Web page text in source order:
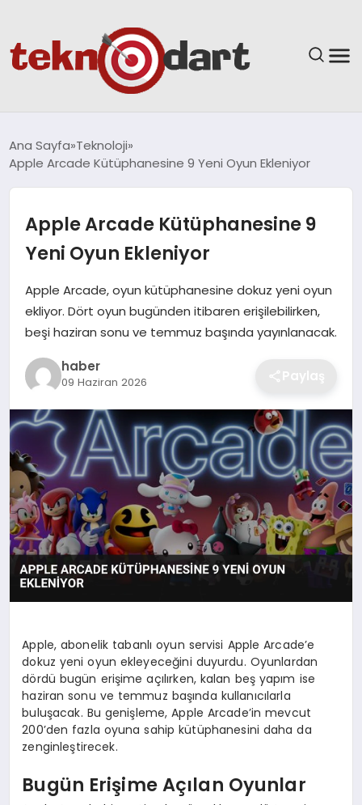
YAŞAM
BILIM & TEKNOLOJI
EĞITIM
GÜNDEM
SPOR
EKONOMI
MAGAZIN
OTOMOBIL
TEKNOLOJI
Ana Sayfa Teknoloji
Apple Arcade Kütüphanesine 9 Yeni Oyun Ekleniyor
Apple Arcade Kütüphanesine 9
Yeni Oyun Ekleniyor
Apple Arcade, oyun kütüphanesine dokuz yeni oyun
ekliyor. Dört oyun bugünden itibaren erişilebilirken,
beşi haziran sonu ve temmuz başında yayınlanacak.
haber
09 Haziran 2026
Apple, abonelik tabanlı oyun servisi Apple Arcade’e
dokuz yeni oyun ekleyeceğini duyurdu. Oyunlardan
dördü bugün erişime açılırken, kalan beş yapım ise
haziran sonu ve temmuz başında kullanıcılarla
buluşacak. Bu genişleme, Apple Arcade’in mevcut
200’den fazla oyuna sahip kütüphanesini daha da
zenginleştirecek.
Bugün Erişime Açılan Oyunlar